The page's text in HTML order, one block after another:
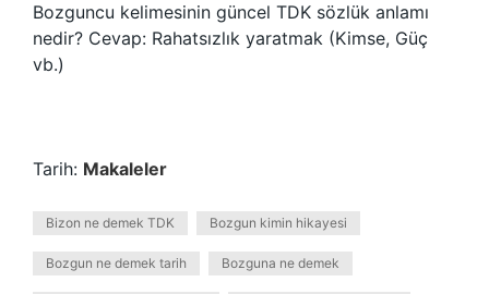
Bozguncu kelimesinin güncel TDK sözlük anlamı
nedir? Cevap: Rahatsızlık yaratmak (Kimse, Güç
vb.)
Tarih: Makaleler
Bizon ne demek TDK Bozgun kimin hikayesi
Bozgun ne demek tarih Bozguna ne demek